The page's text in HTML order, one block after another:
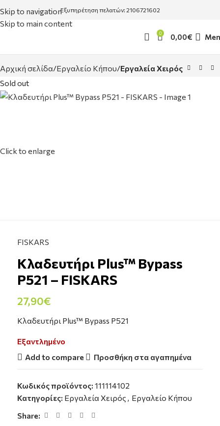
Skip to navigation
Skip to main content
Εξυπηρέτηση πελατών: 2106721602
0 0,00€
Αρχική σελίδα Εργαλείο Κήπου Εργαλεία Χειρός
Sold out
Click to enlarge
FISKARS
Κλαδευτήρι Plus™ Bypass
P521 – FISKARS
27,90€
Κλαδευτήρι Plus™ Bypass P521
Εξαντλημένο
Add to compare
Προσθήκη στα αγαπημένα
Κωδικός προϊόντος: 111114102
Κατηγορίες: Εργαλεία Χειρός , Εργαλείο Κήπου
Share: